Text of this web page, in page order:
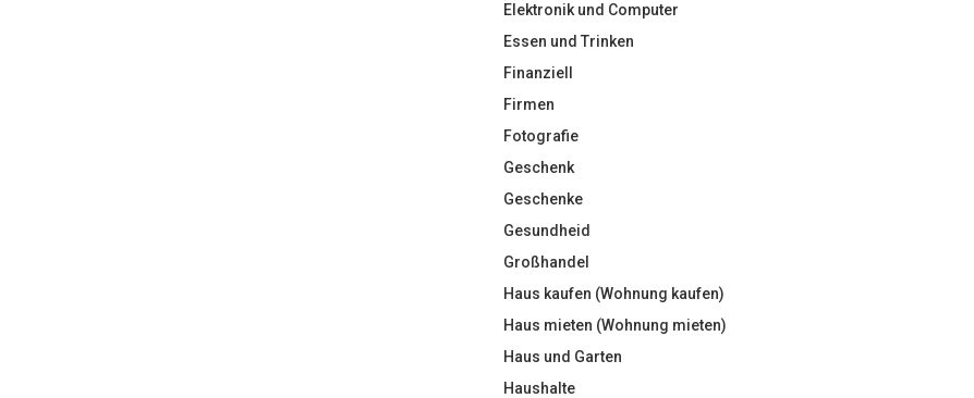
Elektronik und Computer
Essen und Trinken
Finanziell
Firmen
Fotografie
Geschenk
Geschenke
Gesundheid
Großhandel
Haus kaufen (Wohnung kaufen)
Haus mieten (Wohnung mieten)
Haus und Garten
Haushalte